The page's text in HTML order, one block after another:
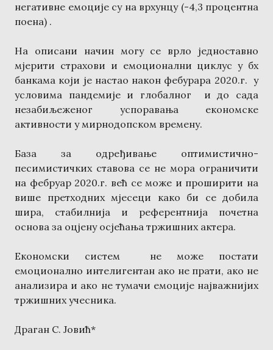
негативне емоције су на врхунцу (-4,3 процентна
поена) .
На описани начин могу се врло једноставно
мјерити страхови и емоционални циклус у бх
банкама који је настао након фебурара 2020.г. у
условима пандемије и глобалног и до сада
незабиљеженог успоравања економске
активности у мирнодопском времену.
База за одређивање оптимистично-
песимистичких ставова се не мора ограничити
на фебруар 2020.г. већ се може и проширити на
више претходних мјесеци како би се добила
шира, стабилнија и референтнија почетна
основа за оцјену осјећања тржишних актера.
Економски систем не може постати
емоционално интелигентан ако не прати, ако не
анализира и ако не тумачи емоције најважнијих
тржишних учесника.
Драган С. Јовић*